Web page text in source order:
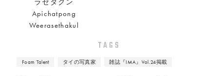
ラセタクン
Apichatpong
Weerasethakul
TAGS
Foam Talent タイの写真家 雑誌『IMA』Vol.24掲載